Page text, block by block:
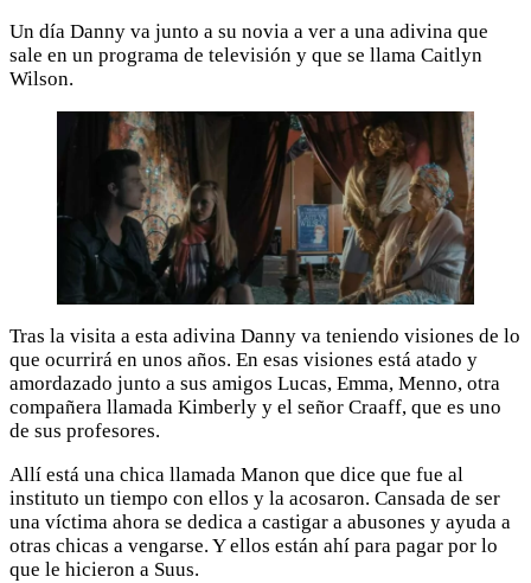
Un día Danny va junto a su novia a ver a una adivina que
sale en un programa de televisión y que se llama Caitlyn
Wilson.
Tras la visita a esta adivina Danny va teniendo visiones de lo
que ocurrirá en unos años. En esas visiones está atado y
amordazado junto a sus amigos Lucas, Emma, Menno, otra
compañera llamada Kimberly y el señor Craaff, que es uno
de sus profesores.
Allí está una chica llamada Manon que dice que fue al
instituto un tiempo con ellos y la acosaron. Cansada de ser
una víctima ahora se dedica a castigar a abusones y ayuda a
otras chicas a vengarse. Y ellos están ahí para pagar por lo
que le hicieron a Suus.